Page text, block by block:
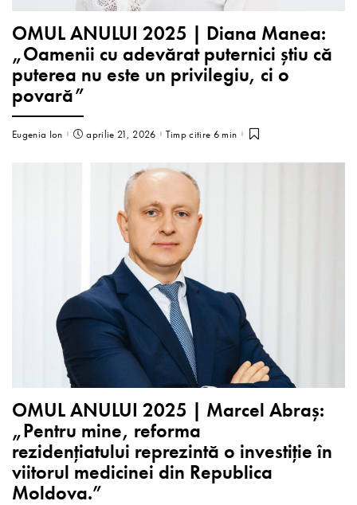
OMUL ANULUI 2025 | Diana Manea:
„Oamenii cu adevărat puternici știu că
puterea nu este un privilegiu, ci o
povară”
Eugenia Ion aprilie 21, 2026 Timp citire 6 min
OMUL ANULUI 2025 | Marcel Abraș:
„Pentru mine, reforma
rezidențiatului reprezintă o investiție în
viitorul medicinei din Republica
Moldova.”